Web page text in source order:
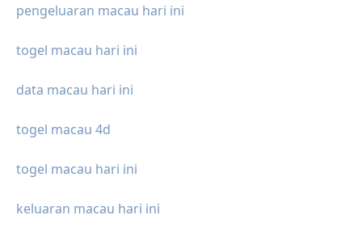
pengeluaran macau hari ini
togel macau hari ini
data macau hari ini
togel macau 4d
togel macau hari ini
keluaran macau hari ini